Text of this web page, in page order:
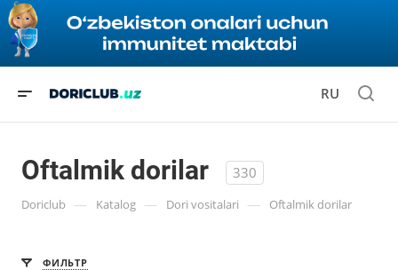
RU
Oftalmik dorilar 330
Doriclub — Katalog — Dori vositalari — Oftalmik dorilar
ФИЛЬТР